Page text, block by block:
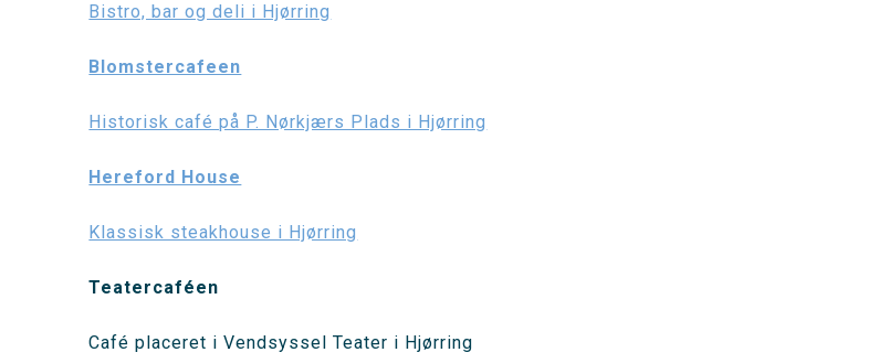
Bistro, bar og deli i Hjørring
Blomstercafeen
Historisk café på P. Nørkjærs Plads i Hjørring
Hereford House
Klassisk steakhouse i Hjørring
Teatercaféen
Café placeret i Vendsyssel Teater i Hjørring